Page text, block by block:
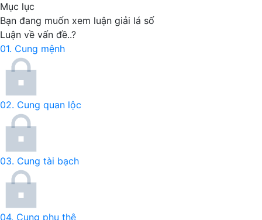
Mục lục
Bạn đang muốn xem luận giải lá số
Luận về vấn đề..?
01. Cung mệnh
02. Cung quan lộc
03. Cung tài bạch
04. Cung phu thê